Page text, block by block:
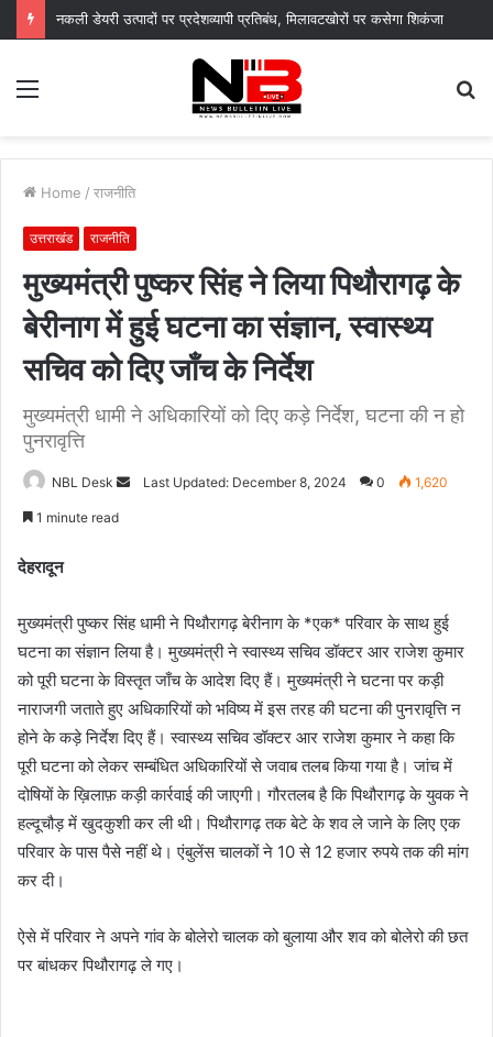
नकली डेयरी उत्पादों पर प्रदेशव्यापी प्रतिबंध, मिलावटखोरों पर कसेगा शिकंजा
Menu
Home / राजनीति
उत्तराखंड राजनीति
मुख्यमंत्री पुष्कर सिंह ने लिया पिथौरागढ़ के
बेरीनाग में हुई घटना का संज्ञान, स्वास्थ्य
सचिव को दिए जाँच के निर्देश
मुख्यमंत्री धामी ने अधिकारियों को दिए कड़े निर्देश, घटना की न हो
पुनरावृत्ति
NBL Desk
SendLast Updated: December 8, 2024 0 1,620
1 minute read
देहरादून
मुख्यमंत्री पुष्कर सिंह धामी ने पिथौरागढ़ बेरीनाग के *एक* परिवार के साथ हुई
घटना का संज्ञान लिया है। मुख्यमंत्री ने स्वास्थ्य सचिव डॉक्टर आर राजेश कुमार
को पूरी घटना के विस्तृत जाँच के आदेश दिए हैं। मुख्यमंत्री ने घटना पर कड़ी
नाराजगी जताते हुए अधिकारियों को भविष्य में इस तरह की घटना की पुनरावृत्ति न
होने के कड़े निर्देश दिए हैं। स्वास्थ्य सचिव डॉक्टर आर राजेश कुमार ने कहा कि
पूरी घटना को लेकर सम्बंधित अधिकारियों से जवाब तलब किया गया है। जांच में
दोषियों के ख़िलाफ़ कड़ी कार्रवाई की जाएगी। गौरतलब है कि पिथौरागढ़ के युवक ने
हल्दूचौड़ में खुदकुशी कर ली थी। पिथौरागढ़ तक बेटे के शव ले जाने के लिए एक
परिवार के पास पैसे नहीं थे। एंबुलेंस चालकों ने 10 से 12 हजार रुपये तक की मांग
कर दी।
ऐसे में परिवार ने अपने गांव के बोलेरो चालक को बुलाया और शव को बोलेरो की छत
पर बांधकर पिथौरागढ़ ले गए।